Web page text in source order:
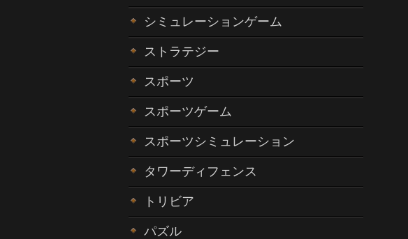
シミュレーションゲーム
ストラテジー
スポーツ
スポーツゲーム
スポーツシミュレーション
タワーディフェンス
トリビア
パズル